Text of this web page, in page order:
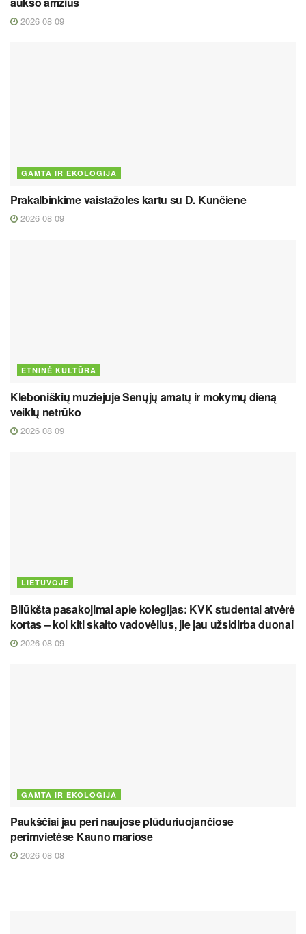
2026 08 09
GAMTA IR EKOLOGIJA
Prakalbinkime vaistažoles kartu su D. Kunčiene
2026 08 09
ETNINĖ KULTŪRA
Kleboniškių muziejuje Senųjų amatų ir mokymų dieną
veiklų netrūko
2026 08 09
LIETUVOJE
Bliūkšta pasakojimai apie kolegijas: KVK studentai atvėrė
kortas – kol kiti skaito vadovėlius, jie jau užsidirba duonai
2026 08 09
GAMTA IR EKOLOGIJA
Paukščiai jau peri naujose plūduriuojančiose
perimvietėse Kauno mariose
2026 08 08